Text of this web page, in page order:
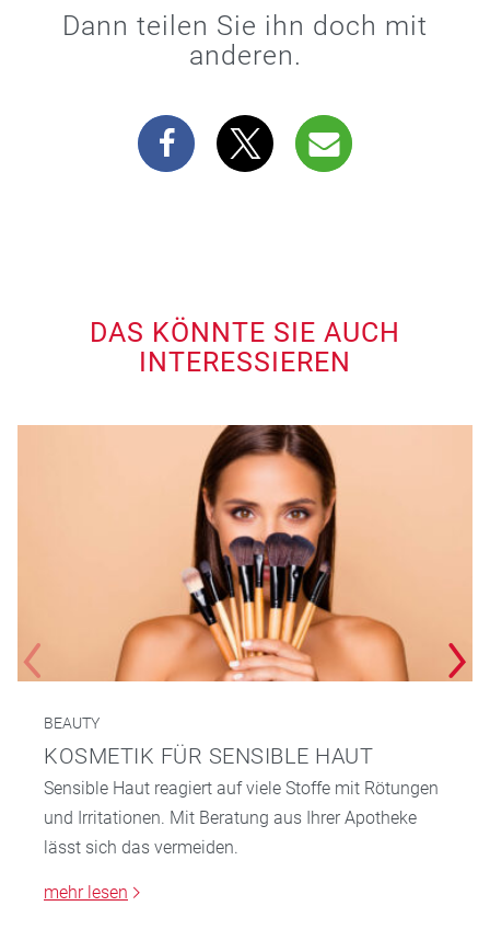
Dann teilen Sie ihn doch mit
anderen.
DAS KÖNNTE SIE AUCH
INTERESSIEREN
BEAUTY
KOSMETIK FÜR SENSIBLE HAUT
Sensible Haut reagiert auf viele Stoffe mit Rötungen
und Irritationen. Mit Beratung aus Ihrer Apotheke
lässt sich das vermeiden.
mehr lesen